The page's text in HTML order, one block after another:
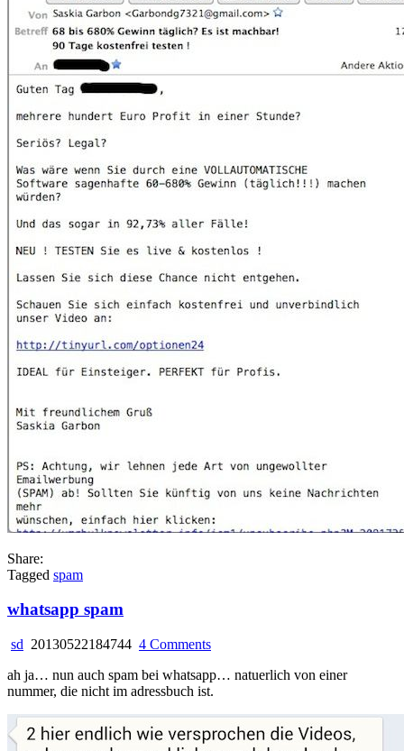
Share:
Tagged spam
whatsapp spam
sd 20130522184744 4 Commentson
spam
ah ja… nun auch spam bei whatsapp… natuerlich von einer
nummer, die nicht im adressbuch ist.